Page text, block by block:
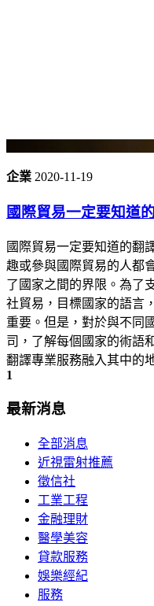
企業 2020-11-19
國際貿易一定要知道
國際貿易一定要知道的翻
趣或參與國際貿易的人都
了國家之間的界限。為了
社貿易，目標國家的語言
重要。但是，對於與不同
司，了解每個國家的術語
翻譯專業服務融入其中的
1
最新消息
全部消息
近視雷射推薦
徵信社
工業工程
金融理財
醫學美容
貸款服務
娛樂經紀
服務